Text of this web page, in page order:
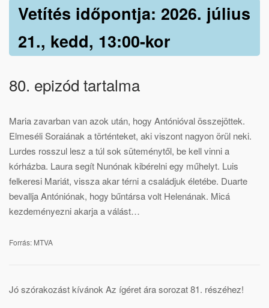
Vetítés időpontja: 2026. július
21., kedd, 13:00-kor
80. epizód tartalma
Maria zavarban van azok után, hogy Antónióval összejöttek.
Elmeséli Soraiának a történteket, aki viszont nagyon örül neki.
Lurdes rosszul lesz a túl sok süteménytől, be kell vinni a
kórházba. Laura segít Nunónak kibérelni egy műhelyt. Luis
felkeresi Mariát, vissza akar térni a családjuk életébe. Duarte
bevallja Antóniónak, hogy bűntársa volt Helenának. Micá
kezdeményezni akarja a válást…
Forrás: MTVA
Jó szórakozást kívánok Az ígéret ára sorozat 81. részéhez!